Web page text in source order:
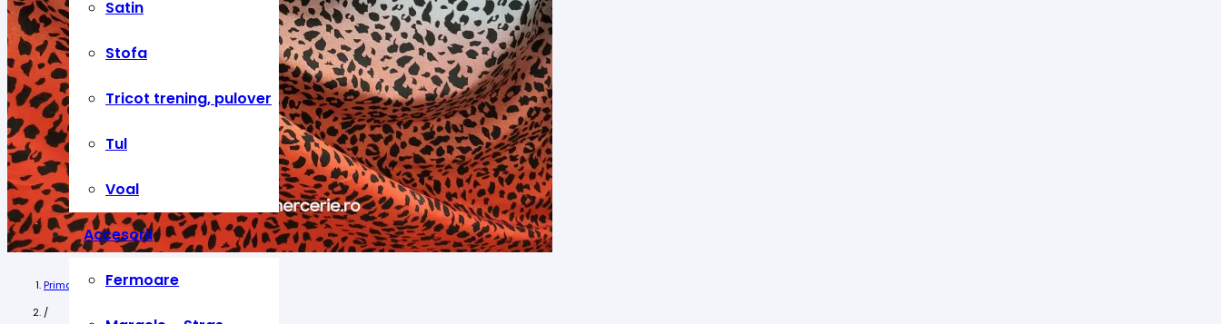
Satin
Stofa
Tricot trening, pulover
Tul
Voal
Accesorii
Fermoare
Prima pagină
/